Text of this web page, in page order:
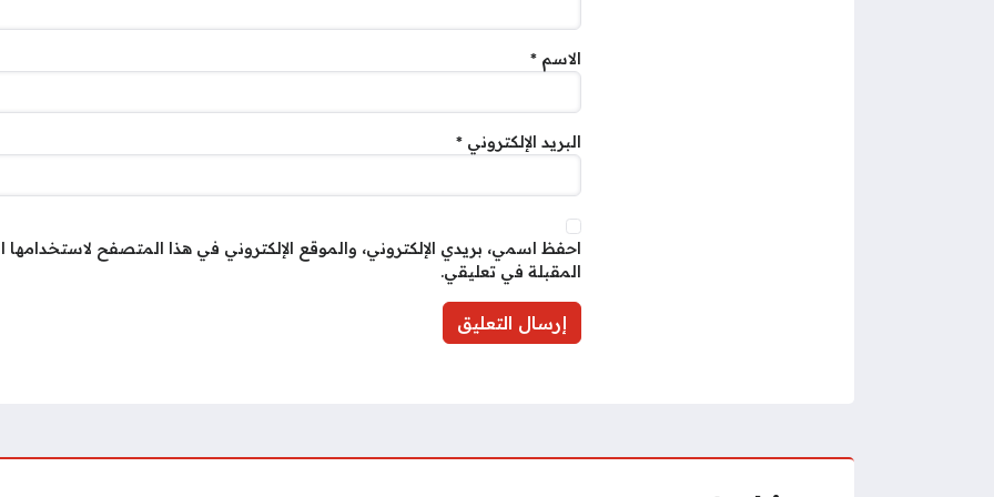
الاسم *
البريد الإلكتروني *
احفظ اسمي، بريدي الإلكتروني، والموقع الإلكتروني في هذا المتصفح لاستخدامها
المقبلة في تعليقي.